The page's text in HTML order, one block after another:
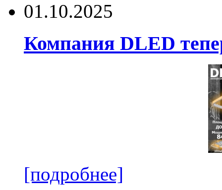
01.10.2025
Компания DLED
[подробнее]